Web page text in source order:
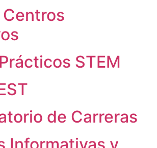
STEM
de Carreras